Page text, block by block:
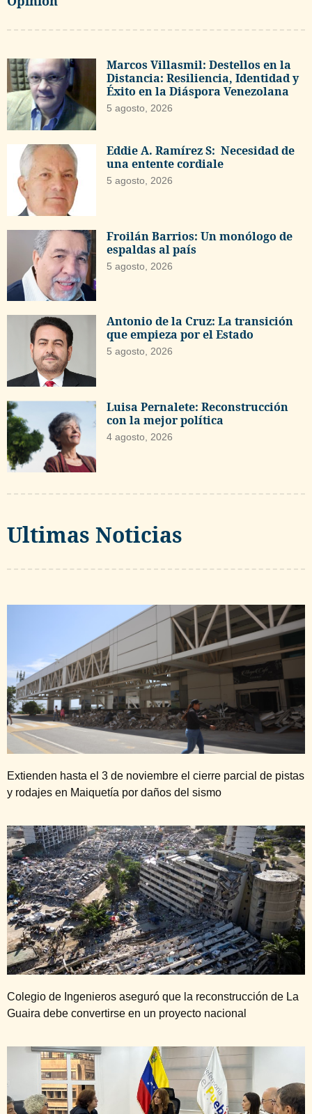
Marcos Villasmil: Destellos en la
Distancia: Resiliencia, Identidad y
Éxito en la Diáspora Venezolana
5 agosto, 2026
Eddie A. Ramírez S: Necesidad de
una entente cordiale
5 agosto, 2026
Froilán Barrios: Un monólogo de
espaldas al país
5 agosto, 2026
Antonio de la Cruz: La transición
que empieza por el Estado
5 agosto, 2026
Luisa Pernalete: Reconstrucción
con la mejor política
4 agosto, 2026
Ultimas Noticias
Extienden hasta el 3 de noviembre el cierre parcial de pistas
y rodajes en Maiquetía por daños del sismo
Colegio de Ingenieros aseguró que la reconstrucción de La
Guaira debe convertirse en un proyecto nacional